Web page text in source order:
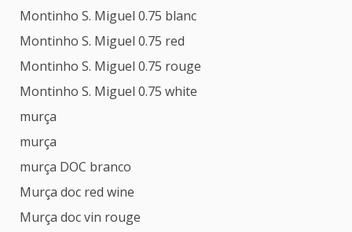
Montinho S. Miguel 0.75 blanc
Montinho S. Miguel 0.75 red
Montinho S. Miguel 0.75 rouge
Montinho S. Miguel 0.75 white
murça
murça
murça DOC branco
Murça doc red wine
Murça doc vin rouge